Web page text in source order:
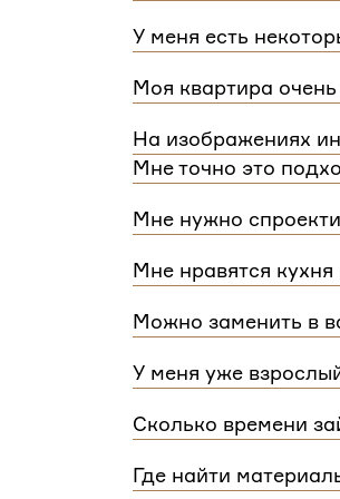
квартиры.
У меня есть
расстановку мебели
Моя квартира
дом или квартира,
На изображениях
Мне точно это
интерьера на нашем
Мне нужно
зависит от площади.
Мне нравятся
концепции. Такая
Можно заменить в
У меня уже
Сколько времени
потребуется время,
Где найти